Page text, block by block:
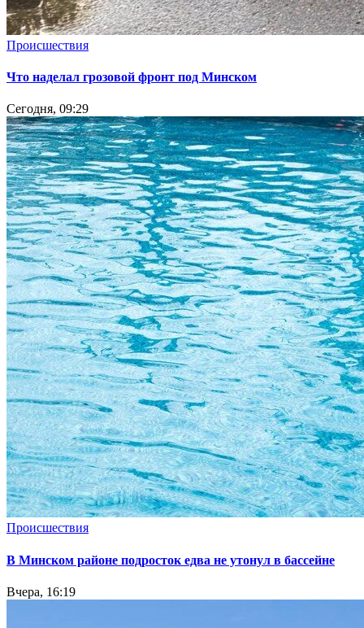
Происшествия
Что наделал грозовой фронт под Минском
Сегодня, 09:29
Происшествия
В Минском районе подросток едва не утонул в бассейне
Вчера, 16:19